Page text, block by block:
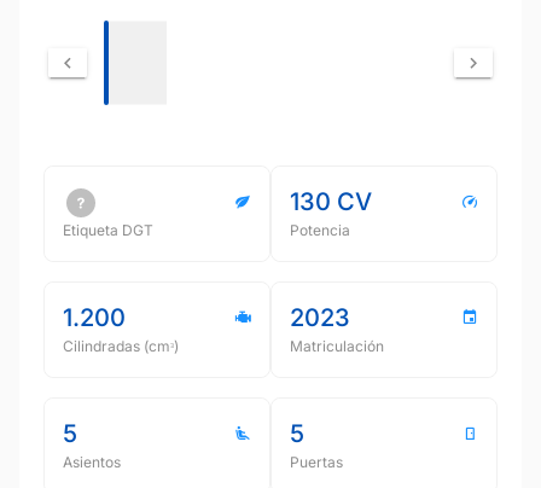
Etiqueta DGT
130 CV
Potencia
1.200
Cilindradas (cmᵌ)
2023
Matriculación
5
Asientos
5
Puertas